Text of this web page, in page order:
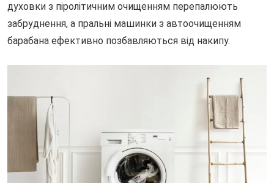
духовки з піролітичним очищенням перепалюють
забруднення, а пральні машинки з автоочищенням
барабана ефективно позбавляються від накипу.